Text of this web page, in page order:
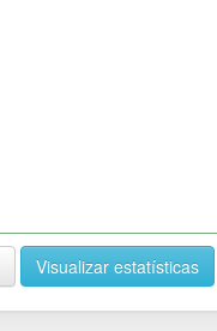
Visualizar estatísticas